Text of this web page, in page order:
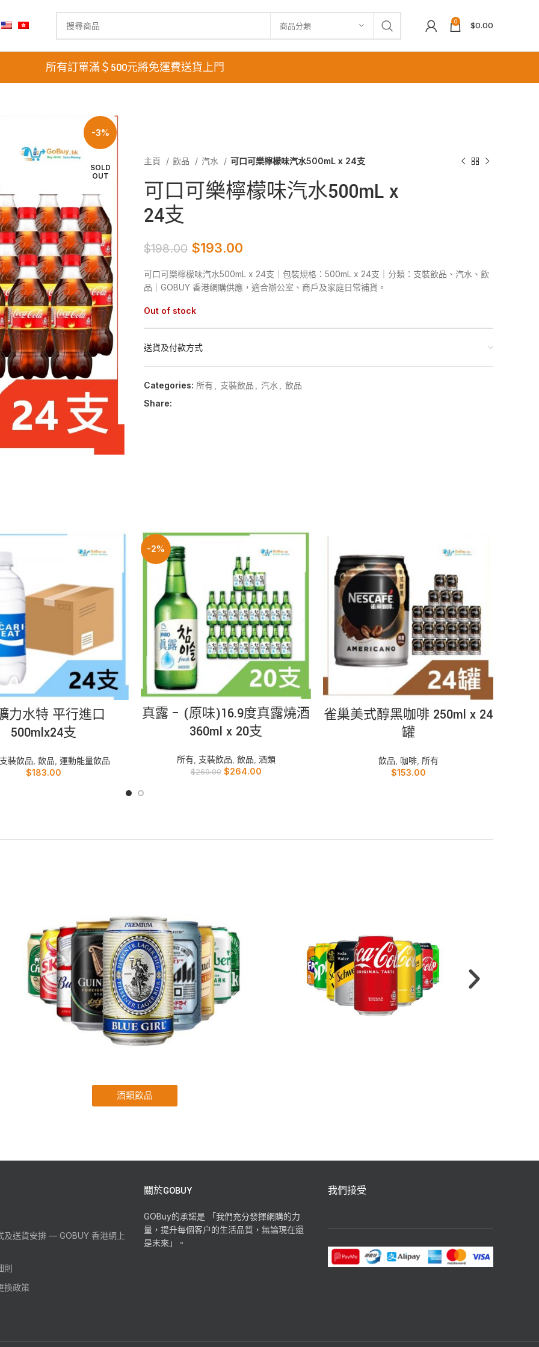
商品分類 0 $0.00
所有訂單滿＄500元將免運費送貨上門
-3%
SOLD
OUT
主頁 飲品 汽水 可口可樂檸檬味汽水500mL x 24支
可口可樂檸檬味汽水500mL x
24支
$198.00 $193.00
可口可樂檸檬味汽水500mL x 24支｜包裝規格：500mL x 24支｜分類：支裝飲品、汽水、飲
品｜GOBUY 香港網購供應，適合辦公室、商戶及家庭日常補貨。
Out of stock
送貨及付款方式
Categories: 所有 支裝飲品 汽水
飲品
Share:
READ MORE
力水特 平行進口
500mlx24支
裝飲品 飲品 運動能量飲品
$183.00
-2%
加入購物車
真露 – (原味)16.9度真露燒酒
360ml x 20支
所有, 支裝飲品 飲品 酒類
$269.00 $264.00
加入購物車
雀巢美式醇黑咖啡 250ml x 24
罐
飲品 咖啡, 所有
$153.00
及送貨安排 — GOBUY 香港網上
則
換政策
關於GOBUY
GOBuy的承諾是 「我們充分發揮網購的力
量，提升每個客户的生活品質，無論現在還
是末來」。
我們接受